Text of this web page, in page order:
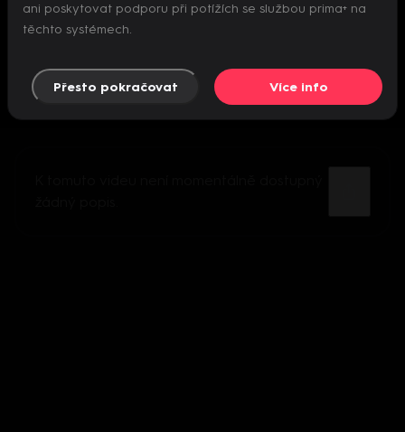
Nepodařilo se inicializovat přehrávač
ani poskytovat podporu při potížích se službou prima+ na
těchto systémech.
Přesto pokračovat Více info